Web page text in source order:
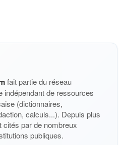
fait partie du réseau
indépendant de ressources
(dictionnaires,
calculs...). Depuis plus
par de nombreux
publiques.